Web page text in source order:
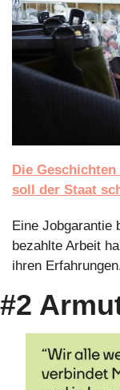
Die
soll der Staat
Eine Jobgarantie
bezahlte Arbeit
ihren
#2